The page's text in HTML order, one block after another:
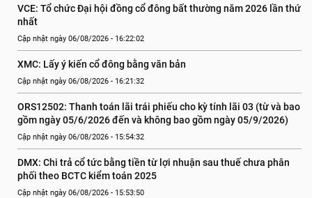
VCE: Tổ chức Đại hội đồng cổ đông bất thường năm 2026 lần thứ
nhất
Cập nhật ngày 06/08/2026 - 16:22:02
XMC: Lấy ý kiến cổ đông bằng văn bản
Cập nhật ngày 06/08/2026 - 16:21:32
ORS12502: Thanh toán lãi trái phiếu cho kỳ tính lãi 03 (từ và bao
gồm ngày 05/6/2026 đến và không bao gồm ngày 05/9/2026)
Cập nhật ngày 06/08/2026 - 15:54:32
DMX: Chi trả cổ tức bằng tiền từ lợi nhuận sau thuế chưa phân
phối theo BCTC kiểm toán 2025
Cập nhật ngày 06/08/2026 - 15:53:50